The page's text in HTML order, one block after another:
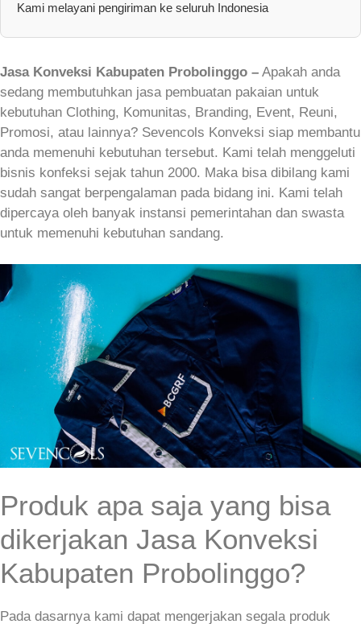
Kami melayani pengiriman ke seluruh Indonesia
Jasa Konveksi Kabupaten Probolinggo – Apakah anda
sedang membutuhkan jasa pembuatan pakaian untuk
kebutuhan Clothing, Komunitas, Branding, Event, Reuni,
Promosi, atau lainnya? Sevencols Konveksi siap membantu
anda memenuhi kebutuhan tersebut. Kami telah menggeluti
bisnis konfeksi sejak tahun 2000. Maka bisa dibilang kami
sudah sangat berpengalaman pada bidang ini. Kami telah
dipercaya oleh banyak instansi pemerintahan dan swasta
untuk memenuhi kebutuhan sandang.
Produk apa saja yang bisa
dikerjakan Jasa Konveksi
Kabupaten Probolinggo?
Pada dasarnya kami dapat mengerjakan segala produk